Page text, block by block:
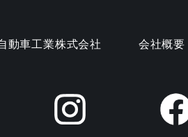
動車工業株式会社 会社概要